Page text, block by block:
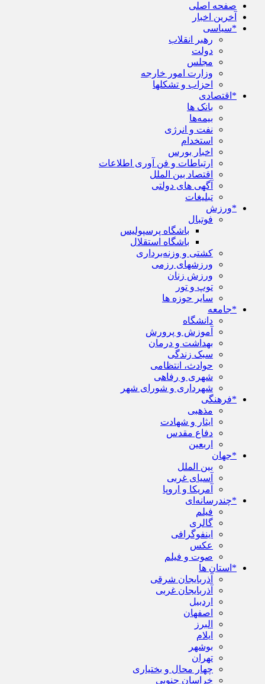
صفحه اصلی
آخرین اخبار
*سیاسی
رهبر انقلاب
دولت
مجلس
وزارت امور خارجه
احزاب و تشکلها
*اقتصادی
بانک ها
بیمه‌ها
نفت و انرژی
استخدام
اخبار بورس
ارتباطات و فن آوری اطلاعات
اقتصاد بین الملل
آگهی های دولتی
تبلیغات
*ورزش
فوتبال
باشگاه پرسپولیس
باشگاه استقلال
کشتی و وزنه‌برداری
ورزشهای رزمی
ورزش زنان
توپ و تور
سایر حوزه ها
*جامعه
دانشگاه
آموزش و پرورش
بهداشت و درمان
سبک زندگی
حوادث، انتظامی
شهری و رفاهی
شهرداری و شورای شهر
*فرهنگی
مذهبی
ایثار و شهادت
دفاع مقدس
اربعین
*جهان
بین الملل
آسیای غربی
آمریکا و اروپا
*چندرسانه‌ای
فیلم
گالری
اینفوگرافی
عکس
صوت و فیلم
*استان ها
آذربایجان شرقی
آذربایجان غربی
اردبیل
اصفهان
البرز
ایلام
بوشهر
تهران
چهار محال و بختیاری
خراسان جنوبی